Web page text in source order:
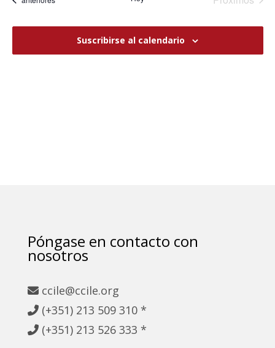
vistas
Suscribirse al calendario
Póngase en contacto con
nosotros
ccile@ccile.org
(+351) 213 509 310 *
(+351) 213 526 333 *